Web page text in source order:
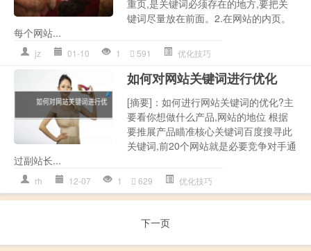
重页,是关键词必须存在的地方,要把关
键词尽量放在前面。2.在网站的内页。
每个网站...
jz 01-10 1 591 优化技巧
如何对网站关键词进行优化
[摘要]：如何进行网站关键词的优化?主
要看你想做什么产品,网站的地位 根据
要推展产品瞄准核心关键词百度搜寻此
关键词,前20个网站就是必要竞争对手通
过副站长...
rh 12-07 1 629 优化技巧
下一页